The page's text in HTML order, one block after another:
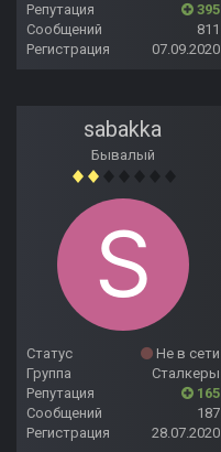
Репутация
395
Сообщений
811
Регистрация
07.09.2020
sabakka
Бывалый
Статус
Не в сети
Группа
Сталкеры
Репутация
165
Сообщений
187
Регистрация
28.07.2020